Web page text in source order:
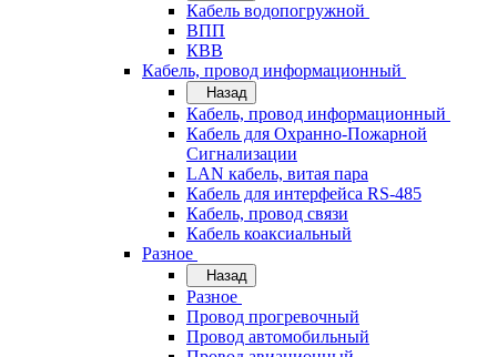
Кабель водопогружной
ВПП
КВВ
Кабель, провод информационный
Назад
Кабель, провод информационный
Кабель для Охранно-Пожарной
Сигнализации
LAN кабель, витая пара
Кабель для интерфейса RS-485
Кабель, провод связи
Кабель коаксиальный
Разное
Назад
Разное
Провод прогревочный
Провод автомобильный